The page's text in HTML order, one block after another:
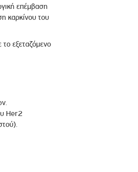
επέμβαση
καρκίνου του
εξεταζόμενο
Her2